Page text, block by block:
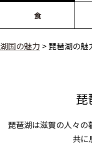
食
湖国の魅力 >琵琶湖の魅
琵
琵琶湖は滋賀の人々の
共に